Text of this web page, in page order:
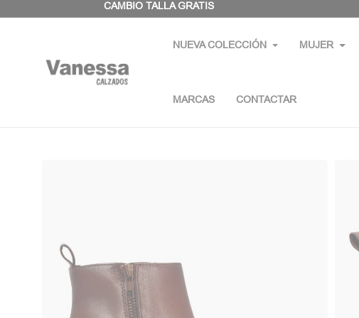
CAMBIO TALLA GRATIS
NUEVA COLECCIÓN MUJER
MARCAS CONTACTAR
Panel de gestión de cookies